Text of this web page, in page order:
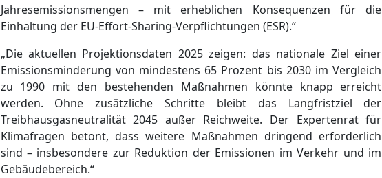
Jahresemissionsmengen – mit erheblichen Konsequenzen für die
Einhaltung der EU-Effort-Sharing-Verpflichtungen (ESR).“
„Die aktuellen Projektionsdaten 2025 zeigen: das nationale Ziel einer
Emissionsminderung von mindestens 65 Prozent bis 2030 im Vergleich
zu 1990 mit den bestehenden Maßnahmen könnte knapp erreicht
werden. Ohne zusätzliche Schritte bleibt das Langfristziel der
Treibhausgasneutralität 2045 außer Reichweite. Der Expertenrat für
Klimafragen betont, dass weitere Maßnahmen dringend erforderlich
sind – insbesondere zur Reduktion der Emissionen im Verkehr und im
Gebäudebereich.“